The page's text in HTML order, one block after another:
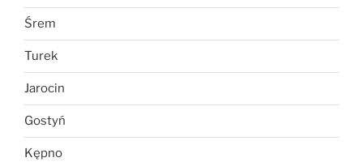
Śrem
Turek
Jarocin
Gostyń
Kępno